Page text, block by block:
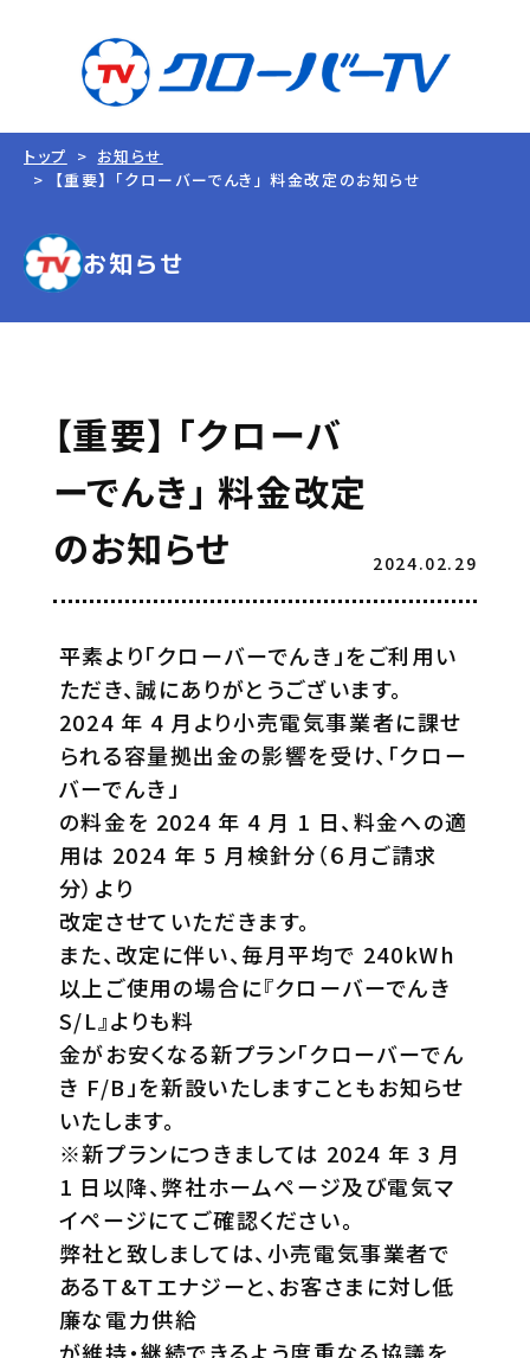
トップ
お知らせ
【重要】 「クローバーでんき」 料金改定のお知らせ
お知らせ
【重要】 「クローバ
ーでんき」 料金改定
のお知らせ
2024.02.29
平素より「クローバーでんき」をご利用い
ただき、誠にありがとうございます。
2024 年 4 月より小売電気事業者に課せ
られる容量拠出金の影響を受け、「クロー
バーでんき」
の料金を 2024 年 4 月 1 日、料金への適
用は 2024 年 5 月検針分（６月ご請求
分）より
改定させていただきます。
また、改定に伴い、毎月平均で 240kWh
以上ご使用の場合に『クローバーでんき
S/L』よりも料
金がお安くなる新プラン「クローバーでん
き F/B」を新設いたしますこともお知らせ
いたします。
※新プランにつきましては 2024 年 3 月
1 日以降、弊社ホームページ及び電気マ
イページにてご確認ください。
弊社と致しましては、小売電気事業者で
あるＴ&Ｔエナジーと、お客さまに対し低
廉な電力供給
が維持・継続できるよう度重なる協議を